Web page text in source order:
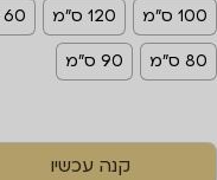
100 ס"מ 120 ס"מ 60 ס"מ
80 ס"מ
90 ס"מ
קנה עכשיו